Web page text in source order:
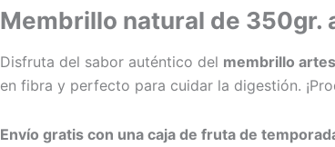
Membrillo natural de 350gr.
Disfruta del sabor auténtico del membrillo
en fibra y perfecto para cuidar la digestión.
Envío gratis con una caja de fruta de